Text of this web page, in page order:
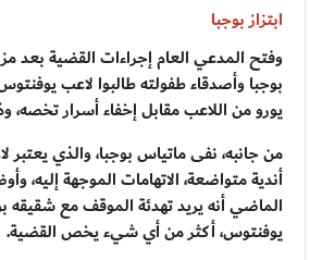
ابتزاز بوجبا
وفتح المدعي العام إجراءات القضية بعد
يورو من اللاعب مقابل إخفاء أسرار
من جانبه، نفى ماتياس بوجبا، والذي يعتبر
أندية متواضعة، الاتهامات الموجهة إليه،
الماضي أنه يريد تهدئة الموقف مع شقيقه
يوفنتوس، أكثر من أي شيء يخص القضية.